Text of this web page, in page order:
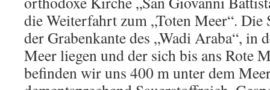
die Weiterfahrt zum „Toten Meer“. Die
der Grabenkante des „Wadi Araba“, in
Meer liegen und der sich bis ans Rote
befinden wir uns 400 m unter dem